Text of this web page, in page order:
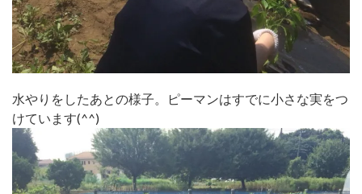
水やりをしたあとの様子。ピーマンはすでに小さな実をつ
けています(^^)